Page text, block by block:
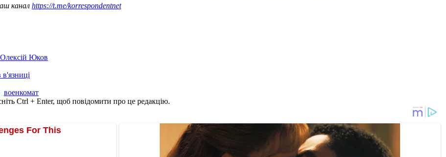
канал https://t.me/korrespondentnet
Олексій Юков
военкомат
Ctrl + Enter, щоб повідомити про це редакцію.